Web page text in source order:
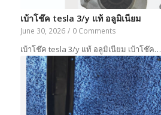
เบ้าโช๊ค tesla 3/y แท้ อลูมิเนียม
June 30, 2026 / 0 Comments
เบ้าโช๊ค tesla 3/y แท้ อลูมิเนียม เบ้าโช๊ค…